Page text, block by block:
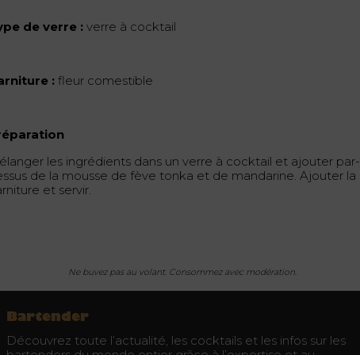
de verre : verre à cocktail
: fleur comestible
les ingrédients dans un verre à cocktail et ajouter par-
de la mousse de fève tonka et de mandarine. Ajouter la
et servir.
Ne buvez pas au volant. Consommez avec modération.
Bartender
Découvrez toute l’actualité, les cocktails et les infos sur les